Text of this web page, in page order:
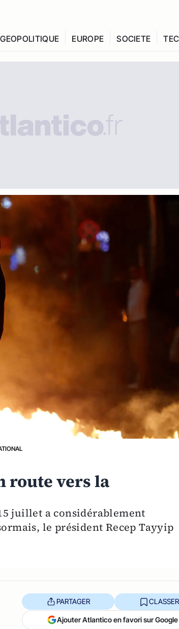
GEOPOLITIQUE EUROPE SOCIETE
route vers la
juillet a considérablement
le président Recep Tayyip
PARTAGER CLASSER
Ajouter Atlantico en favori sur Google